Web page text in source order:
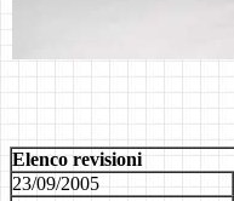
Elenco revisioni
23/09/2005